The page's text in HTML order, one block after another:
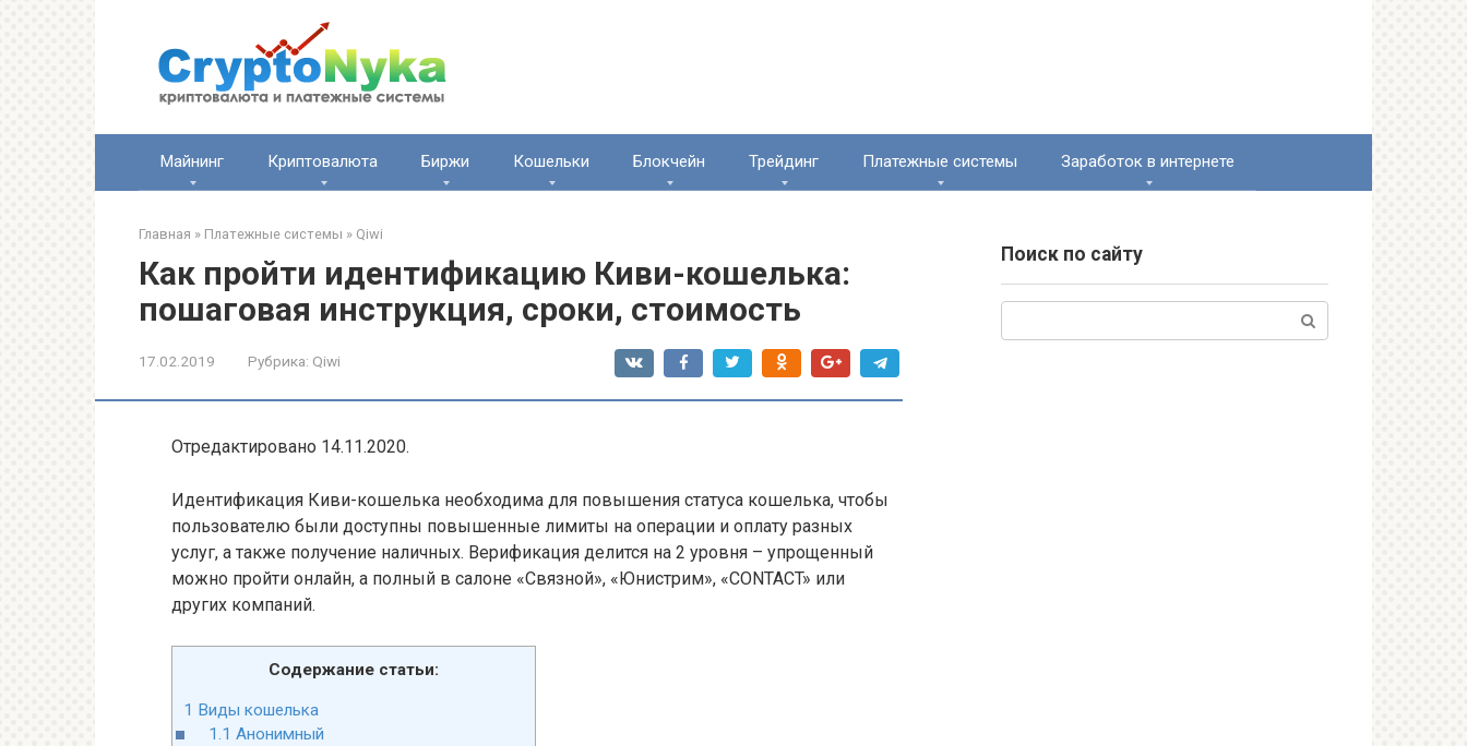
Майнинг Криптовалюта Биржи Кошельки Блокчейн Трейдинг Платежные системы Заработок в интернете
Главная » Платежные системы » Qiwi
Как пройти идентификацию Киви-кошелька:
пошаговая инструкция, сроки, стоимость
17.02.2019 Рубрика: Qiwi
Отредактировано 14.11.2020.
Идентификация Киви-кошелька необходима для повышения статуса кошелька, чтобы
пользователю были доступны повышенные лимиты на операции и оплату разных
услуг, а также получение наличных. Верификация делится на 2 уровня – упрощенный
можно пройти онлайн, а полный в салоне «Связной», «Юнистрим», «CONTACT» или
других компаний.
Содержание статьи:
1 Виды кошелька
1.1 Анонимный
Поиск по сайту